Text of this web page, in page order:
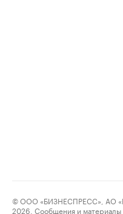
© ООО «БИЗНЕСПРЕСС», АО
2026. Сообщения и материалы